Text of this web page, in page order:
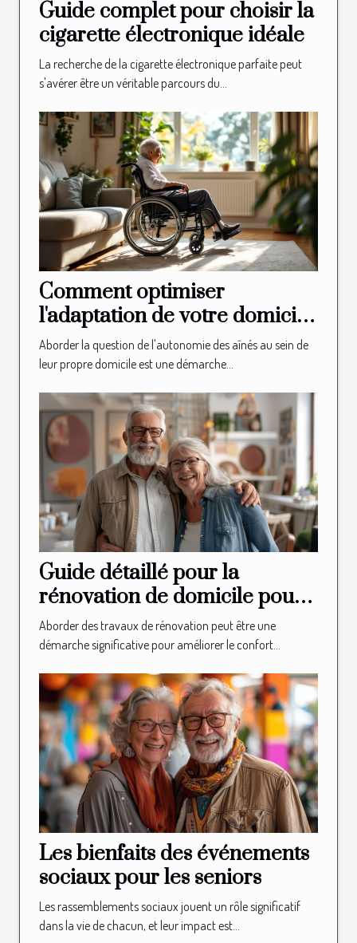
Guide complet pour choisir la
cigarette électronique idéale
La recherche de la cigarette électronique parfaite peut
s'avérer être un véritable parcours du...
Comment optimiser
l'adaptation de votre domicile
pour l'autonomie des aînés
Aborder la question de l'autonomie des aînés au sein de
leur propre domicile est une démarche...
Guide détaillé pour la
rénovation de domicile pour
les seniors
Aborder des travaux de rénovation peut être une
démarche significative pour améliorer le confort...
Les bienfaits des événements
sociaux pour les seniors
Les rassemblements sociaux jouent un rôle significatif
dans la vie de chacun, et leur impact est...